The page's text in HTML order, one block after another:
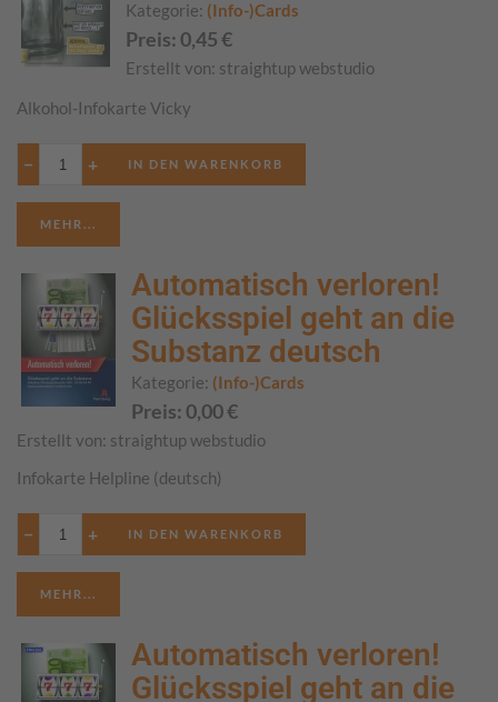
Kategorie: (Info-)Cards
Preis: 0,45€
Erstellt von: straightup webstudio
Alkohol-Infokarte Vicky
− +
MEHR...
Automatisch verloren!
Glücksspiel geht an die
Substanz deutsch
Kategorie: (Info-)Cards
Preis: 0,00€
Erstellt von: straightup webstudio
Infokarte Helpline (deutsch)
− +
MEHR...
Automatisch verloren!
Glücksspiel geht an die